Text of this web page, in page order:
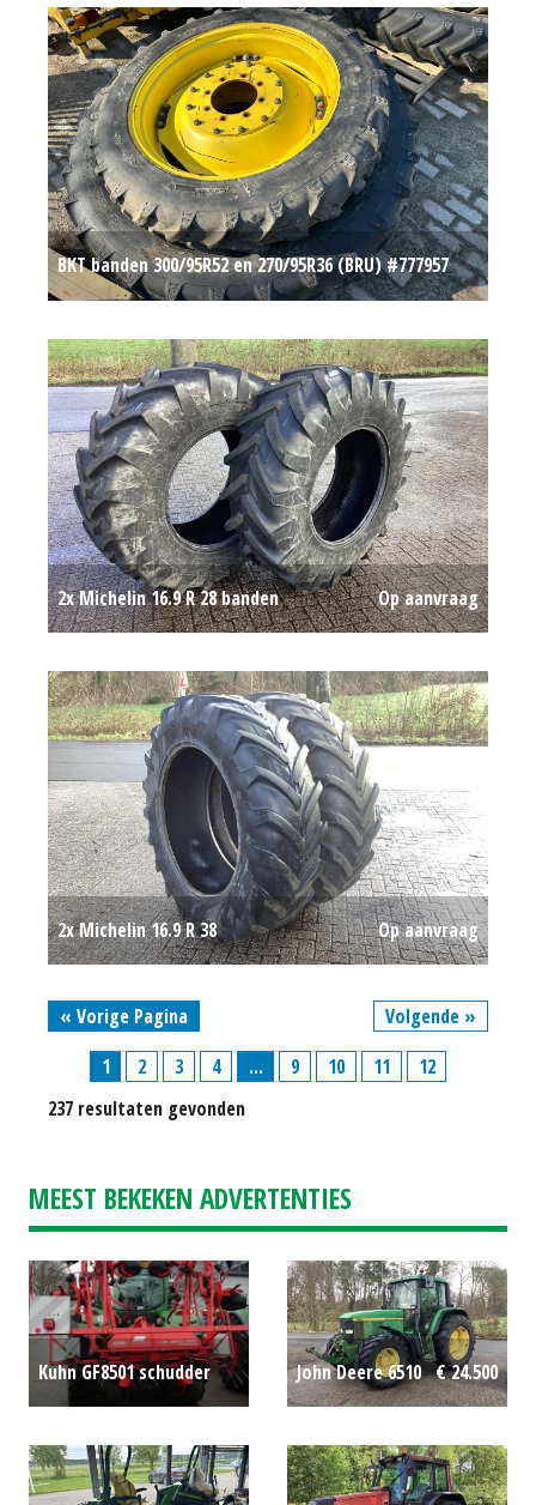
BKT banden 300/95R52 en 270/95R36 (BRU) #777957
2x Michelin 16.9 R 28 banden Op aanvraag
2x Michelin 16.9 R 38 Op aanvraag
« Vorige Pagina
Volgende »
1
2 3 4 ... 9 10 11
12
237 resultaten gevonden
MEEST BEKEKEN ADVERTENTIES
Kuhn GF8501 schudder
John Deere 6510 € 24.500